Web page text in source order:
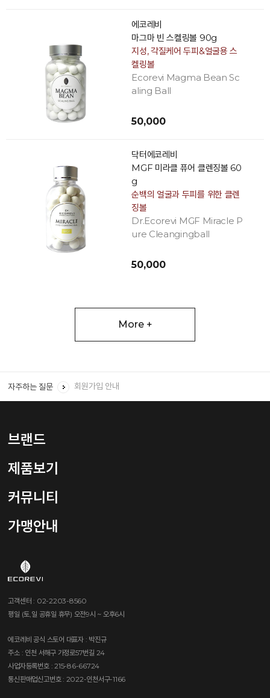
에코레비
마그마 빈 스켈링볼 90g
지성, 각질케어 두피&얼굴용 스
켈링볼
Ecorevi Magma Bean Sc
aling Ball
50,000
닥터에코레비
MGF 미라클 퓨어 클렌징볼 60
g
순백의 얼굴과 두피를 위한 클렌
징볼
Dr.Ecorevi MGF Miracle P
ure Cleangingball
50,000
More +
자주하는 질문 회원가입 안내
브랜드
제품보기
커뮤니티
가맹안내
고객센터 : 02-2203-8560
평일 (토,일 공휴일 휴무) 오전9시 ~ 오후6시
에코레비 공식 스토어 대표자 : 박진규
주소 : 인천 서해구 가정로57번길 24
사업자등록번호 : 215-86-66724
통신판매업신고번호 : 2022-인천서구-1166